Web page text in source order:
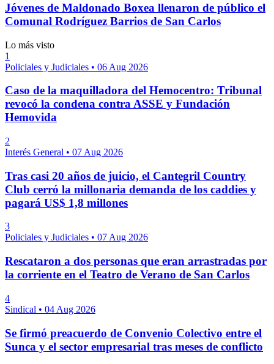
Jóvenes de Maldonado Boxea llenaron de público el
Comunal Rodríguez Barrios de San Carlos
Lo más visto
1
Policiales y Judiciales • 06 Aug 2026
Caso de la maquilladora del Hemocentro: Tribunal
revocó la condena contra ASSE y Fundación
Hemovida
2
Interés General • 07 Aug 2026
Tras casi 20 años de juicio, el Cantegril Country
Club cerró la millonaria demanda de los caddies y
pagará US$ 1,8 millones
3
Policiales y Judiciales • 07 Aug 2026
Rescataron a dos personas que eran arrastradas por
la corriente en el Teatro de Verano de San Carlos
4
Sindical • 04 Aug 2026
Se firmó preacuerdo de Convenio Colectivo entre el
Sunca y el sector empresarial tras meses de conflicto